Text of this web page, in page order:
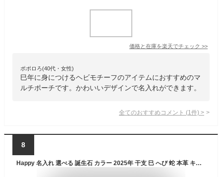
価格と在庫を楽天でチェック >>
ポポロろ(40代・女性)
巳年に身につけるヘビモチーフのアイテムにおすすめのマ
ルチポーチです。かわいいデザインで名入れができます。
全てのおすすめコメント (1 件) >
8
Happy 名入れ 選べる 誕生石 カラー 2025年 干支 巳 へび 蛇 本革 キーホルダー レディース 大人 かわいい 可愛い おしゃれ 女性 スワロフスキー キーリング ストラップ バッグ チャーム 車 鍵 縁起物 開運 グッズ アイテム 十二支 お正月 新年 巳年